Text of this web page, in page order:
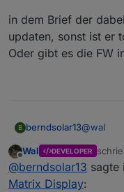
in dem Brief der
updaten, sonst ist er
Oder gibt es die FW
B berndsolar13@wal
in dem
falls
Oder gibt
Offline
Wal DEVELOPER
@berndsolar13 sagte
Matrix Display: